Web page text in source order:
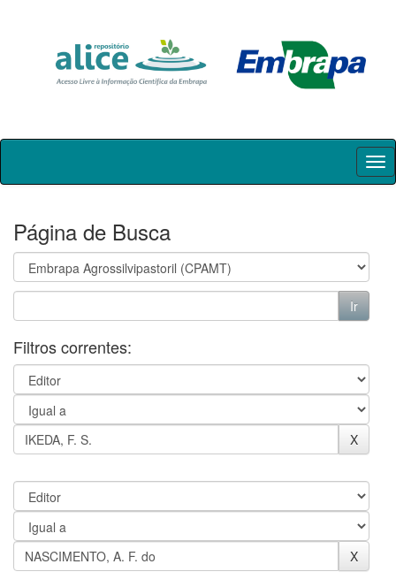
Skip
Página de Busca
Filtros correntes: